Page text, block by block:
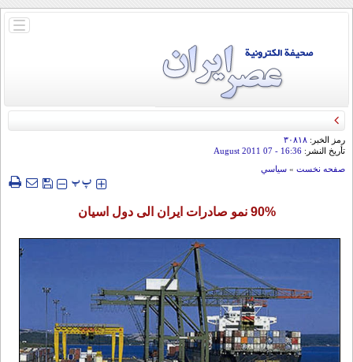
باز
رمز الخبر: ۳۰۸۱۸
تأريخ النشر: 16:36
- 07 August 2011
صفحه نخست » سياسي
‍‍‍ پپ
90% نمو صادرات ايران الى دول اسيان